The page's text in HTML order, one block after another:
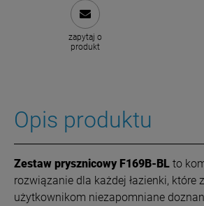
zapytaj o
produkt
Opis produktu
Zestaw prysznicowy F169B-BL to
rozwiązanie dla każdej łazienki, które
użytkownikom niezapomniane